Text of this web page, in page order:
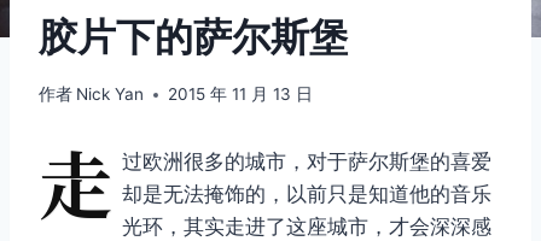
胶片下的萨尔斯堡
作者 Nick Yan 2015 年 11 月 13 日
走 过欧洲很多的城市，对于萨尔斯堡的喜爱
却是无法掩饰的，以前只是知道他的音乐
光环，其实走进了这座城市，才会深深感